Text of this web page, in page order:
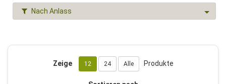
Premiumtrauben produzieren. Die Region McLaren Vale
in South Australia hat eine lange Tradition im Weinbau
Weinproduzenten in McLaren Vale, legen die Weinbauern
in der Region inzwischen großen Wert auf nachhaltige
und umweltfreundliche Methoden. Paxton Wines
Nach Anlass
Zeige 12 24 Alle Produkte